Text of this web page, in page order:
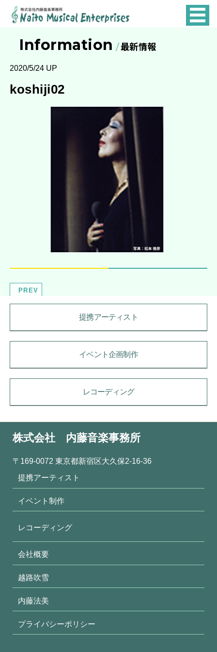
MUSICAL
ENTERPRISES
Information 最新情報
2020/5/24 UP
koshiji02
PREV
提携アーティスト
イベント企画制作
レコーディング
株式会社 内藤音楽事務所
〒169-0072 東京都新宿区大久保2-16-36
提携アーティスト
イベント制作
レコーディング
会社概要
越路吹雪
内藤法美
プライバシーポリシー